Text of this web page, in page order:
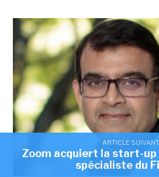
ARTICLE SUIVANT
Zoom acquiert la start-up
spécialiste du